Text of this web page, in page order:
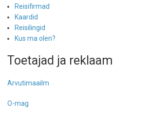
Reisifirmad
Kaardid
Reisilingid
Kus ma olen?
Toetajad ja reklaam
Arvutimaailm
O-mag